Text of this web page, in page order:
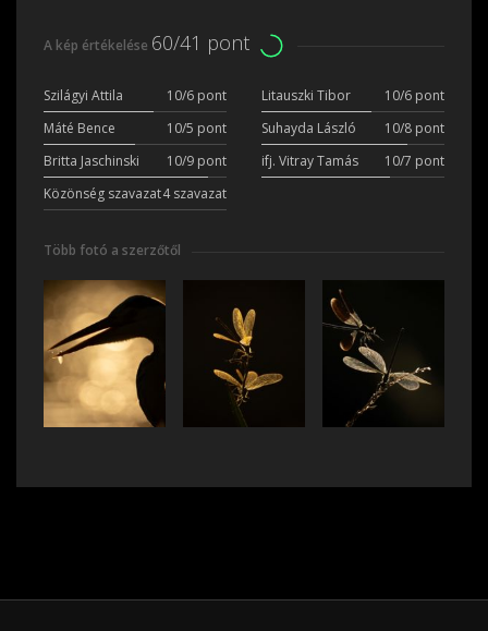
A kép értékelése 60/41 pont
Szilágyi Attila 10/6 pont Litauszki Tibor
10/6 pont
Máté Bence
10/5 pont Suhayda László
10/8 pont
Britta Jaschinski
10/9 pont ifj. Vitray Tamás
10/7 pont
Közönség szavazat4 szavazat
Több fotó a szerzőtől